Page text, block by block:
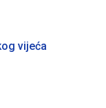
vijeća